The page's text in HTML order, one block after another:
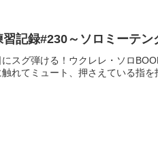
記録#230～ソロミーテン
スグ弾ける！ウクレレ・ソロ
れてミュート、押さえている指